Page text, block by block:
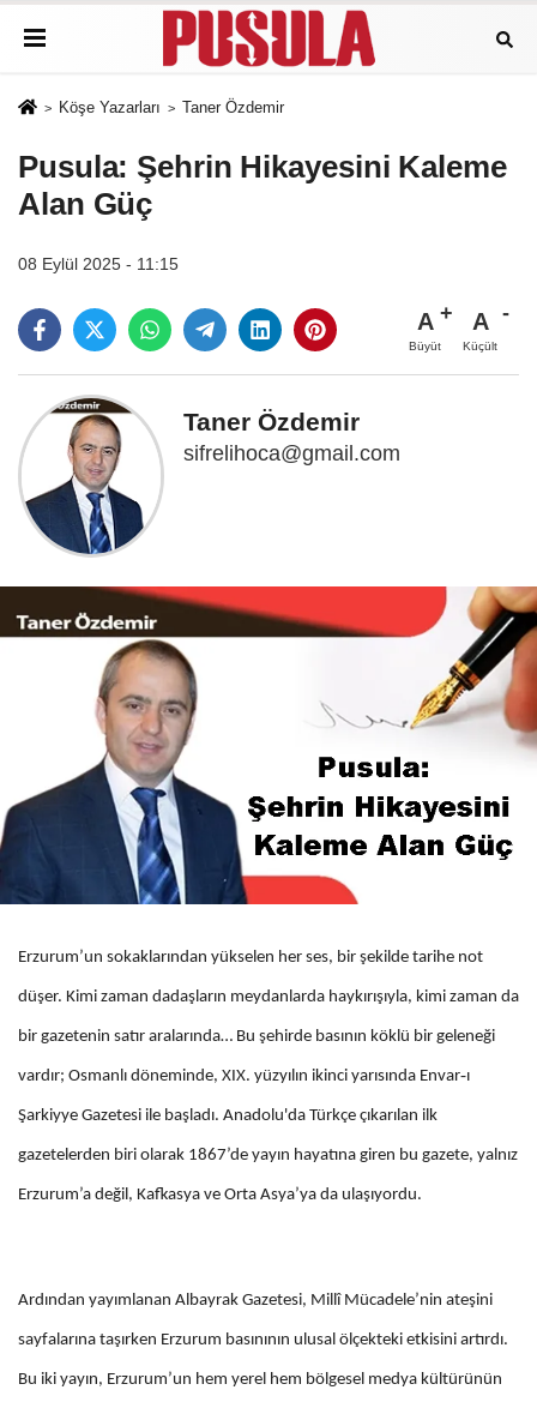
Köşe Yazarları Taner Özdemir
Pusula: Şehrin Hikayesini Kaleme
Alan Güç
08 Eylül 2025 - 11:15
A
Büyüt
A
Küçült
Taner Özdemir
sifrelihoca@gmail.com
Erzurum’un sokaklarından yükselen her ses, bir şekilde tarihe not
düşer. Kimi zaman dadaşların meydanlarda haykırışıyla, kimi zaman da
bir gazetenin satır aralarında… Bu şehirde basının köklü bir geleneği
vardır; Osmanlı döneminde, XIX. yüzyılın ikinci yarısında Envar‑ı
Şarkiyye Gazetesi ile başladı. Anadolu'da Türkçe çıkarılan ilk
gazetelerden biri olarak 1867’de yayın hayatına giren bu gazete, yalnız
Erzurum’a değil, Kafkasya ve Orta Asya’ya da ulaşıyordu.
Ardından yayımlanan Albayrak Gazetesi, Millî Mücadele’nin ateşini
sayfalarına taşırken Erzurum basınının ulusal ölçekteki etkisini artırdı.
Bu iki yayın, Erzurum’un hem yerel hem bölgesel medya kültürünün